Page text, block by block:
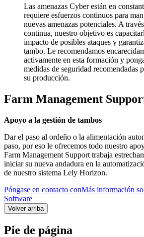
Las amenazas Cyber están en
requiere esfuerzos continuos para
nuevas amenazas potenciales. A
continua, nuestro objetivo es
impacto de posibles ataques y
tambo. Le recomendamos
activamente en esta formación y
medidas de seguridad recomendadas
su producción.
Farm Management
Apoyo a la gestión de tambos
Dar el paso al ordeño o la alimentación
paso, por eso le ofrecemos todo nuestro
Farm Management Support trabaja
iniciar su nueva andadura en la
de nuestro sistema Lely Horizon.
Póngase en contacto conMás información
Software
Volver arriba
Pie de página